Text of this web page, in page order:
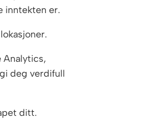
inntekten er.
Analytics,
deg verdifull
ditt.